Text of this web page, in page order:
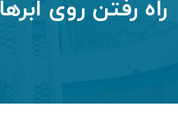
راه رفتن روی ابرها